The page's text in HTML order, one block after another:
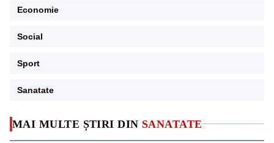
MAI MULTE ȘTIRI DIN SANATATE
Economie
Social
Sport
Sanatate